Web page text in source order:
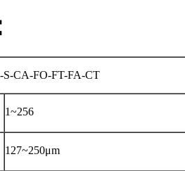
S-CA-FO-FT-FA-CT
1~256
127~250μm